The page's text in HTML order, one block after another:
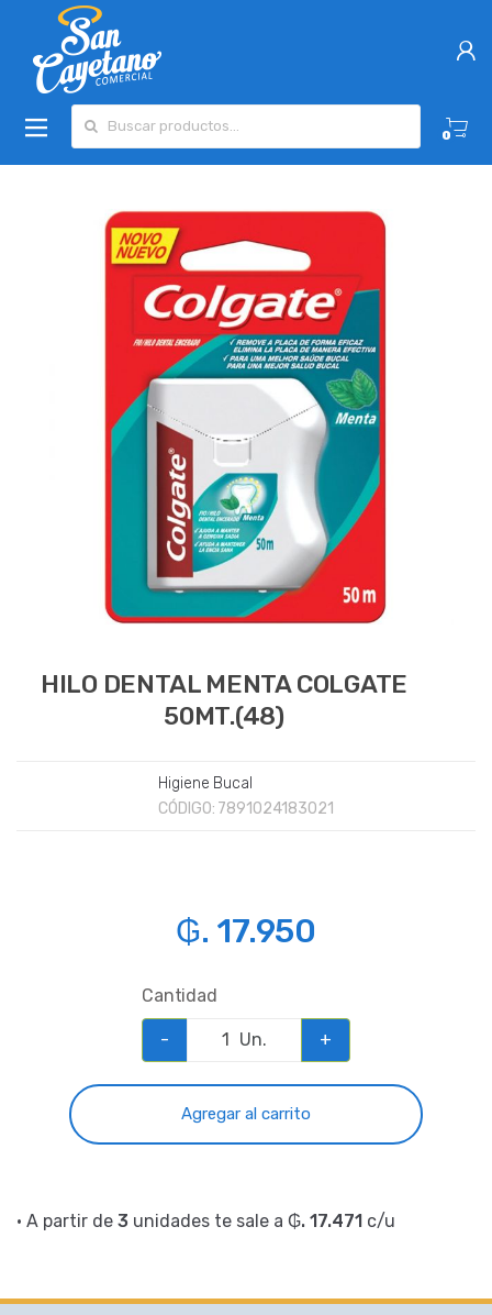
0
HILO DENTAL MENTA COLGATE
50MT.(48)
Higiene Bucal
CÓDIGO: 7891024183021
₲. 17.950
Cantidad
- Un. +
Agregar al carrito
• A partir de 3 unidades te sale a ₲. 17.471 c/u